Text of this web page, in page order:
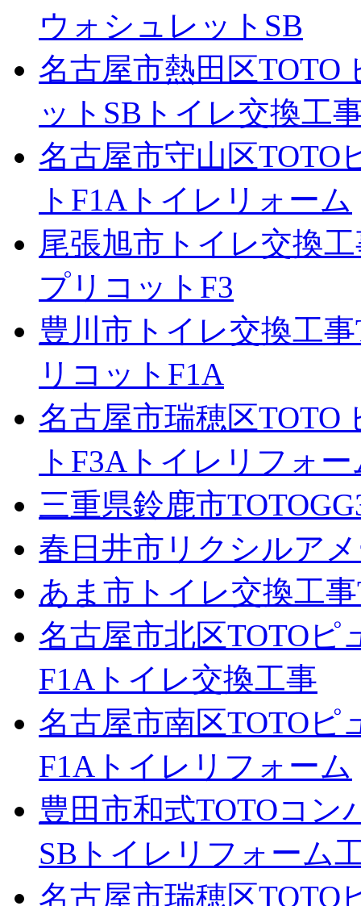
ウォシュレットSB
名古屋市熱田区
ットSBトイレ交換工
名古屋市守山区
トF1Aトイレリォーム
尾張旭市トイレ交換
プリコットF3
豊川市トイレ交換工
リコットF1A
名古屋市瑞穂区
トF3Aトイレリフォー
三重県鈴鹿市
春日井市リクシルア
あま市トイレ交換工事
名古屋市北区TOTO
F1Aトイレ交換工事
名古屋市南区TOTO
F1Aトイレリフォーム
豊田市和式TOTOコ
SBトイレリフォーム
名古屋市瑞穂区TOTO